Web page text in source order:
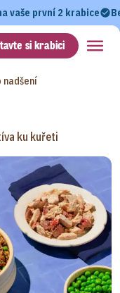
vaše první 2 krabice
si krabici
nadšení
ku kuřeti